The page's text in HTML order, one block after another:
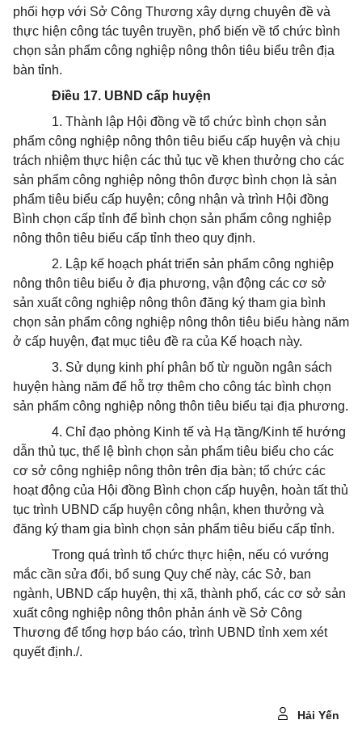
phối hợp với Sở Công Thương xây dựng chuyên đề và
thực hiện công tác tuyên truyền, phổ biến về tổ chức bình
chọn sản phẩm công nghiệp nông thôn tiêu biểu trên địa
bàn tỉnh.
Điều 17. UBND cấp huyện
1. Thành lập Hội đồng về tổ chức bình chọn sản
phẩm công nghiệp nông thôn tiêu biểu cấp huyện và chịu
trách nhiệm thực hiện các thủ tục về khen thưởng cho các
sản phẩm công nghiệp nông thôn được bình chọn là sản
phẩm tiêu biểu cấp huyện; công nhận và trình Hội đồng
Bình chọn cấp tỉnh để bình chọn sản phẩm công nghiệp
nông thôn tiêu biểu cấp tỉnh theo quy định.
2. Lập kế hoạch phát triển sản phẩm công nghiệp
nông thôn tiêu biểu ở địa phương, vận động các cơ sở
sản xuất công nghiệp nông thôn đăng ký tham gia bình
chọn sản phẩm công nghiệp nông thôn tiêu biểu hàng năm
ở cấp huyện, đạt mục tiêu đề ra của Kế hoạch này.
3. Sử dụng kinh phí phân bố từ nguồn ngân sách
huyện hàng năm để hỗ trợ thêm cho công tác bình chọn
sản phẩm công nghiệp nông thôn tiêu biểu tại địa phương.
4. Chỉ đạo phòng Kinh tế và Hạ tầng/Kinh tế hướng
dẫn thủ tục, thể lệ bình chọn sản phẩm tiêu biểu cho các
cơ sở công nghiệp nông thôn trên địa bàn; tổ chức các
hoạt động của Hội đồng Bình chọn cấp huyện, hoàn tất thủ
tục trình UBND cấp huyện công nhận, khen thưởng và
đăng ký tham gia bình chọn sản phẩm tiêu biểu cấp tỉnh.
Trong quá trình tổ chức thực hiện, nếu có vướng
mắc cần sửa đổi, bổ sung Quy chế này, các Sở, ban
ngành, UBND cấp huyện, thị xã, thành phố, các cơ sở sản
xuất công nghiệp nông thôn phản ánh về Sở Công
Thương để tổng hợp báo cáo, trình UBND tỉnh xem xét
quyết định./.
Hải Yến